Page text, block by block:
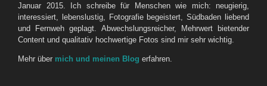
Januar 2015. Ich schreibe für Menschen wie mich: neugierig,
interessiert, lebenslustig, Fotografie begeistert, Südbaden liebend
und Fernweh geplagt. Abwechslungsreicher, Mehrwert bietender
Content und qualitativ hochwertige Fotos sind mir sehr wichtig.
Mehr über mich und meinen Blog erfahren.